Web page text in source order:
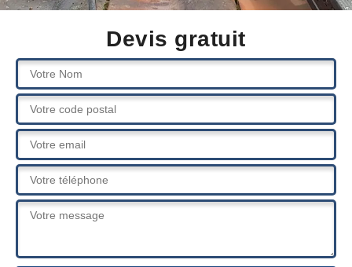
Devis gratuit